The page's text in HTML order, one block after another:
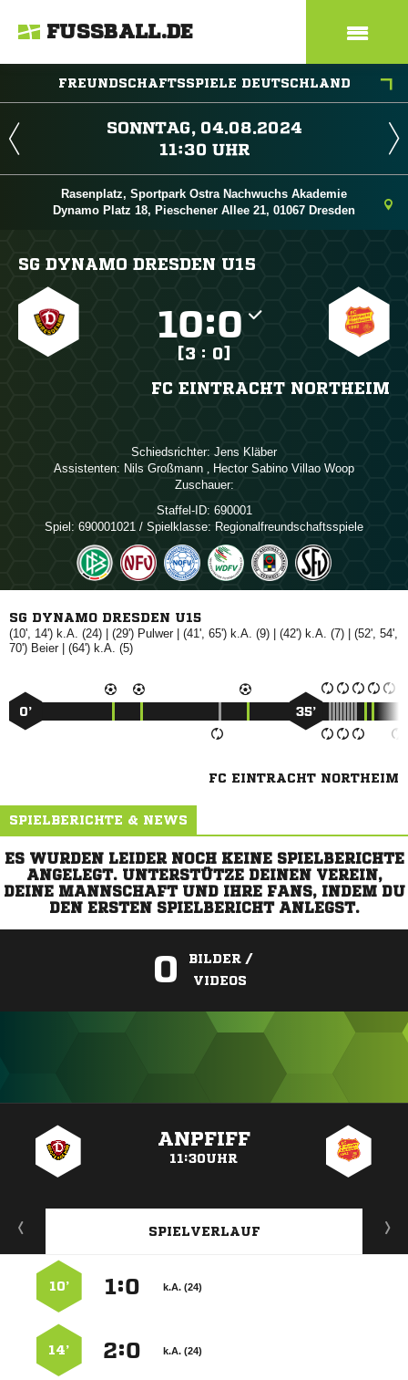
FUSSBALL.DE
FREUNDSCHAFTSSPIELE DEUTSCHLAND
 
 
Rasenplatz, Sportpark Ostra Nachwuchs Akademie
Dynamo Platz 18, Pieschener Allee 21, 01067 Dresden
SG DYNAMO DRESDEN U15
:
[3 : 0]
FC EINTRACHT NORTHEIM
Schiedsrichter:  
Assistenten:   ,    
Zuschauer:
Staffel-ID: 690001
Spiel: 690001021 / Spielklasse: Regionalfreundschaftsspiele
SG DYNAMO DRESDEN U15
(10', 14') k.A. (24) | (29') | (41', 65') k.A. (9) | (42') k.A. (7) | (52', 54',
70') | (64') k.A. (5)
0’ 35’
FC EINTRACHT NORTHEIM
SPIELBERICHTE & NEWS
ES WURDEN LEIDER NOCH KEINE SPIELBERICHTE
ANGELEGT. UNTERSTÜTZE DEINEN VEREIN,
DEINE MANNSCHAFT UND IHRE FANS, INDEM DU
DEN ERSTEN SPIELBERICHT ANLEGST.
0
BILDER /
VIDEOS
ANPFIFF
11:30UHR
SPIELVERLAUF
k.A. (24)
:
10’
k.A. (24)
:
14’